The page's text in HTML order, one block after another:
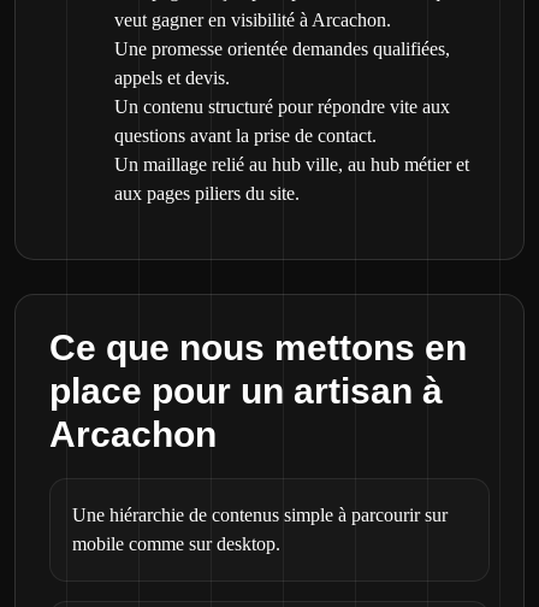
veut gagner en visibilité à Arcachon.
Une promesse orientée demandes qualifiées,
appels et devis.
Un contenu structuré pour répondre vite aux
questions avant la prise de contact.
Un maillage relié au hub ville, au hub métier et
aux pages piliers du site.
Ce que nous mettons en
place pour un artisan à
Arcachon
Une hiérarchie de contenus simple à parcourir sur
mobile comme sur desktop.